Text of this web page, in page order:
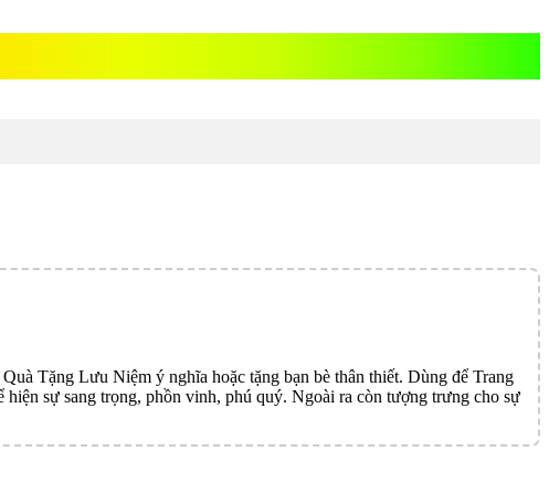
Tặng Lưu Niệm ý nghĩa hoặc tặng bạn bè thân thiết. Dùng để Trang
sự sang trọng, phồn vinh, phú quý. Ngoài ra còn tượng trưng cho sự